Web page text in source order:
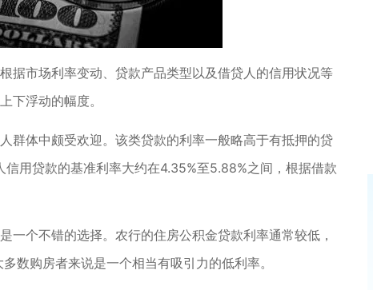
据市场利率变动、贷款产品类型以及借贷人的信用状况等
下浮动的幅度。
群体中颇受欢迎。该类贷款的利率一般略高于有抵押的贷
用贷款的基准利率大约在4.35%至5.88%之间，根据借款
一个不错的选择。农行的住房公积金贷款利率通常较低，
数购房者来说是一个相当有吸引力的低利率。